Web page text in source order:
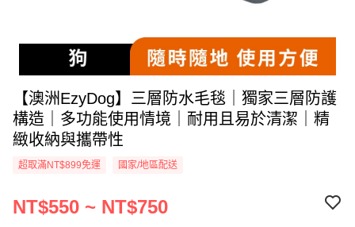
【澳洲EzyDog】三層防水毛毯｜獨家三層防護
構造｜多功能使用情境｜耐用且易於清潔｜精
緻收納與攜帶性
超取滿NT$899免運 國家/地區配送
NT$550 ~ NT$750